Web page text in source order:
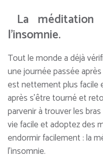
La méditation
l’insomnie.
Tout le monde a déjà
une journée passée
est nettement plus facile
après s’être tourné et
parvenir à trouver les
vie facile et adoptez des
endormir facilement : la
l’insomnie.